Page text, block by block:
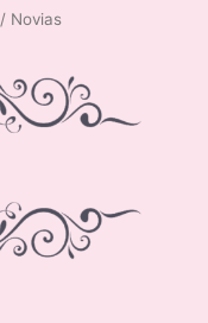
/ Novias